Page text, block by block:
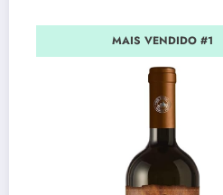
MAIS VENDIDO #1